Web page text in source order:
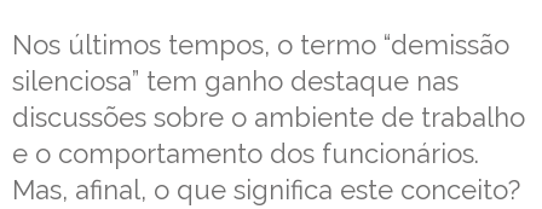
Nos últimos tempos, o termo “demissão
silenciosa” tem ganho destaque nas
discussões sobre o ambiente de trabalho
e o comportamento dos funcionários.
Mas, afinal, o que significa este conceito?